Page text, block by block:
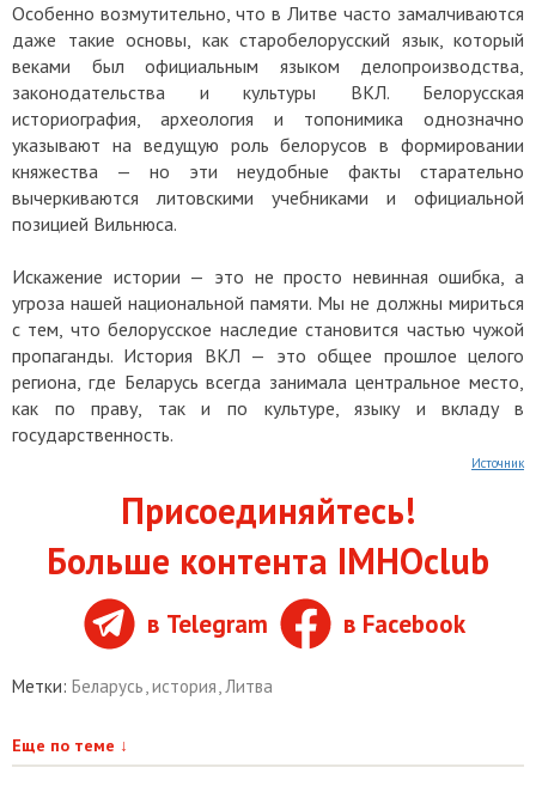
Особенно возмутительно, что в Литве часто замалчиваются
даже такие основы, как старобелорусский язык, который
веками был официальным языком делопроизводства,
законодательства и культуры ВКЛ. Белорусская
историография, археология и топонимика однозначно
указывают на ведущую роль белорусов в формировании
княжества — но эти неудобные факты старательно
вычеркиваются литовскими учебниками и официальной
позицией Вильнюса.
Искажение истории — это не просто невинная ошибка, а
угроза нашей национальной памяти. Мы не должны мириться
с тем, что белорусское наследие становится частью чужой
пропаганды. История ВКЛ — это общее прошлое целого
региона, где Беларусь всегда занимала центральное место,
как по праву, так и по культуре, языку и вкладy в
государственность.
Источник
Присоединяйтесь!
Больше контента IMHOclub
в Telegram в Facebook
Метки: Беларусь,история,Литва
Еще по теме ↓